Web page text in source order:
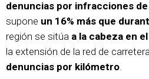
denuncias por infracciones
supone un 16% más que
región se sitúa a la cabeza en
la extensión de la red de
denuncias por kilómetro.